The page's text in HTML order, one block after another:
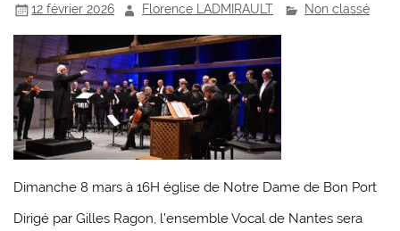
12 février 2026 Florence LADMIRAULT Non classé
Dimanche 8 mars à 16H église de Notre Dame de Bon Port
Dirigé par Gilles Ragon, l’ensemble Vocal de Nantes sera